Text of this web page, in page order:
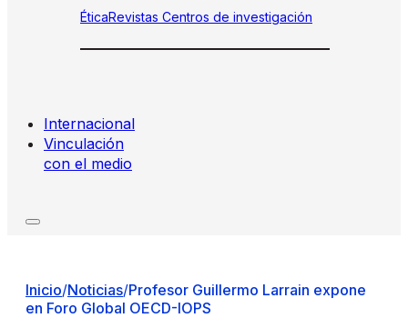
ÉticaRevistas Centros de investigación
Internacional
Vinculación
con el medio
Inicio/Noticias/Profesor Guillermo Larrain expone
en Foro Global OECD-IOPS